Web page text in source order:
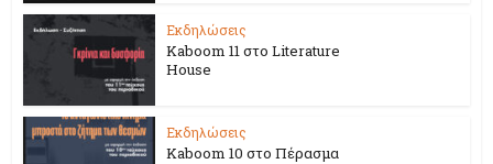
Εκδηλώσεις
Kaboom 11 στο Literature
House
Εκδηλώσεις
Kaboom 10 στο Πέρασμα